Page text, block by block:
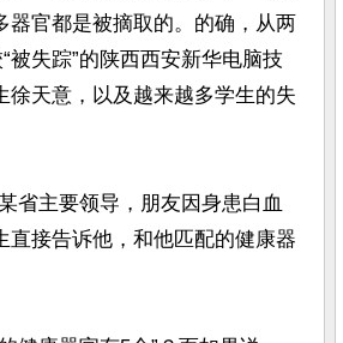
器官都是被摘取的。的确，从两
被失踪”的陕西西安新华电脑技
天意，以及越来越多学生的失
省主要领导，朋友因身患白血
接告诉他，和他匹配的健康器